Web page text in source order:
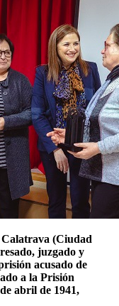
(Ciudad
juzgado y
acusado de
a la Prisión
abril de 1941,